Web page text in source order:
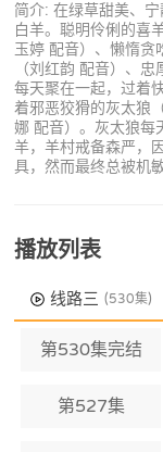
简介: 在绿草甜美、
白羊。聪明伶俐的喜
玉婷 配音）、懒惰贪
（刘红韵 配音）、
每天聚在一起，过着
着邪恶狡猾的灰太狼
娜 配音）。灰太狼每
羊，羊村戒备森严，
具，然而最终总被机
播放列表
线路三 (530集)
第530集完结
第527集